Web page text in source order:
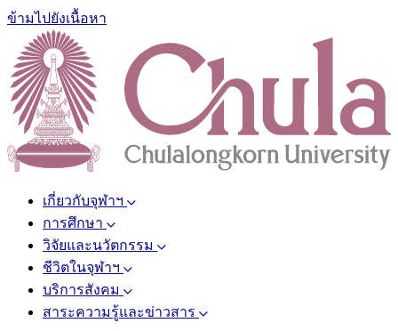
ข้ามไปยังเนื้อหา
เกี่ยวกับจุฬาฯ
การศึกษา
วิจัยและนวัตกรรม
ชีวิตในจุฬาฯ
บริการสังคม
สาระความรู้และข่าวสาร